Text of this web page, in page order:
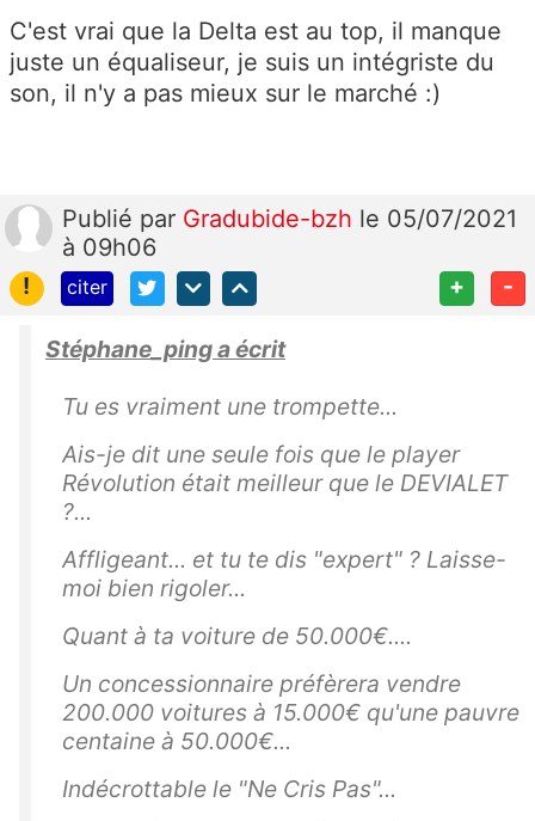
C'est vrai que la Delta est au top, il manque
juste un équaliseur, je suis un intégriste du
son, il n'y a pas mieux sur le marché :)
Publié par Gradubide-bzh le 05/07/2021
à 09h06
!
citer + -
Stéphane_ping a écrit
Tu es vraiment une trompette...
Ais-je dit une seule fois que le player
Révolution était meilleur que le DEVIALET
?...
Affligeant... et tu te dis "expert" ? Laisse-
moi bien rigoler...
Quant à ta voiture de 50.000€....
Un concessionnaire préfèrera vendre
200.000 voitures à 15.000€ qu'une pauvre
centaine à 50.000€...
Indécrottable le "Ne Cris Pas"...